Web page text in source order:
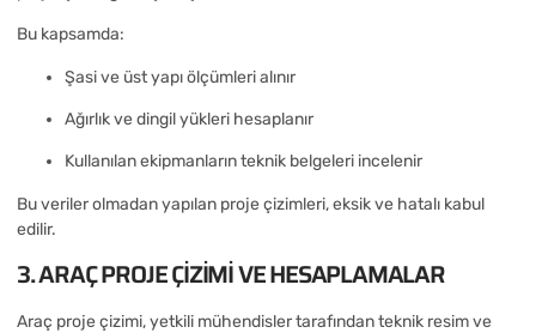
Bu kapsamda:
Şasi ve üst yapı ölçümleri alınır
Ağırlık ve dingil yükleri hesaplanır
Kullanılan ekipmanların teknik belgeleri incelenir
Bu veriler olmadan yapılan proje çizimleri, eksik ve hatalı kabul
edilir.
3. ARAÇ PROJE ÇIZIMI VE HESAPLAMALAR
Araç proje çizimi, yetkili mühendisler tarafından teknik resim ve